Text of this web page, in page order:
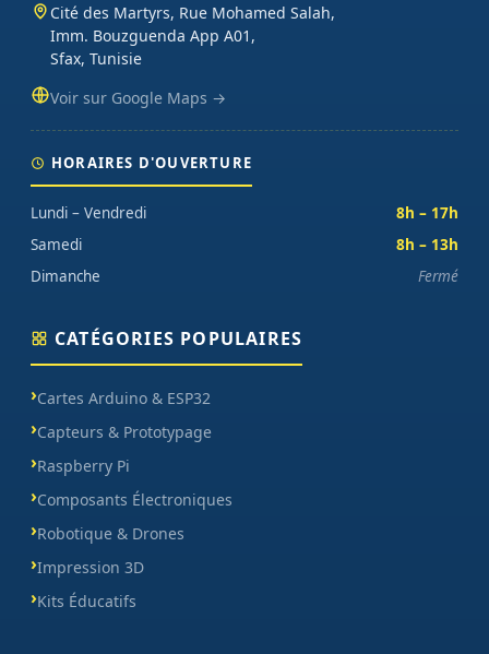
Cité des Martyrs, Rue Mohamed Salah,
Imm. Bouzguenda App A01,
Sfax, Tunisie
Voir sur Google Maps →
HORAIRES D'OUVERTURE
Lundi – Vendredi
8h – 17h
Samedi
8h – 13h
Dimanche
Fermé
CATÉGORIES POPULAIRES
Cartes Arduino & ESP32
Capteurs & Prototypage
Raspberry Pi
Composants Électroniques
Robotique & Drones
Impression 3D
Kits Éducatifs